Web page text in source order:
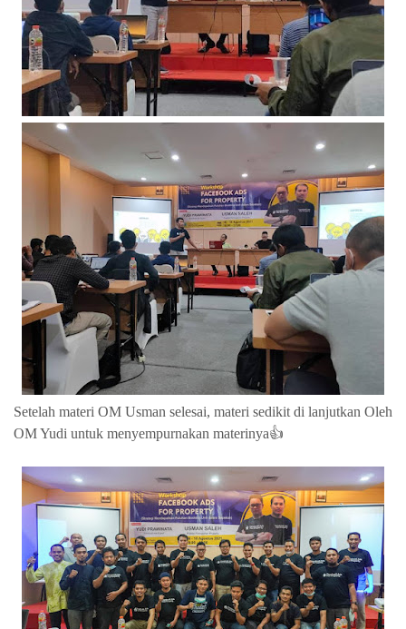
Setelah materi OM Usman selesai, materi sedikit di lanjutkan Oleh
OM Yudi untuk menyempurnakan materinya👍